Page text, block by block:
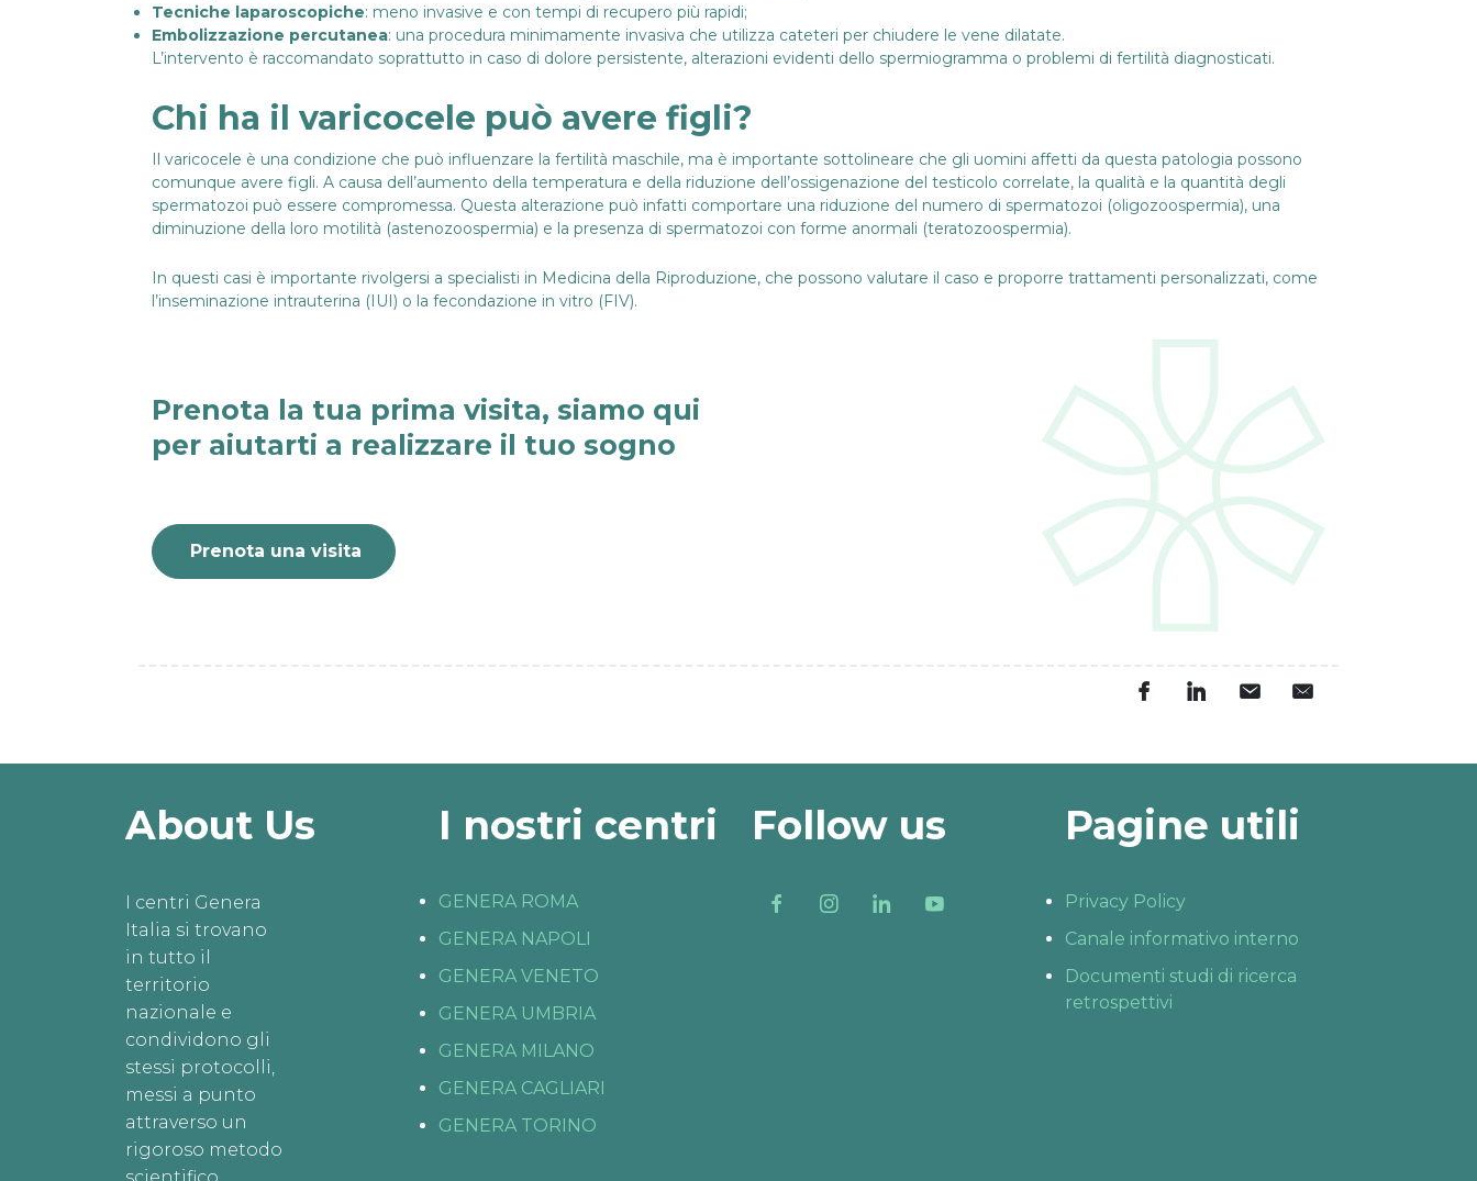
Tecniche laparoscopiche: meno invasive e con tempi di recupero più rapidi;
Embolizzazione percutanea: una procedura minimamente invasiva che utilizza cateteri per chiudere le vene dilatate.
L’intervento è raccomandato soprattutto in caso di dolore persistente, alterazioni evidenti dello spermiogramma o problemi di fertilità diagnosticati.
Chi ha il varicocele può avere figli?
Il varicocele è una condizione che può influenzare la fertilità maschile, ma è importante sottolineare che gli uomini affetti da questa patologia possono
comunque avere figli. A causa dell’aumento della temperatura e della riduzione dell’ossigenazione del testicolo correlate, la qualità e la quantità degli
spermatozoi può essere compromessa. Questa alterazione può infatti comportare una riduzione del numero di spermatozoi (oligozoospermia), una
diminuzione della loro motilità (astenozoospermia) e la presenza di spermatozoi con forme anormali (teratozoospermia).
In questi casi è importante rivolgersi a specialisti in Medicina della Riproduzione, che possono valutare il caso e proporre trattamenti personalizzati, come
l’inseminazione intrauterina (IUI) o la fecondazione in vitro (FIV).
Prenota la tua prima visita, siamo qui
per aiutarti a realizzare il tuo sogno
Prenota una visita
About Us
I centri Genera
Italia si trovano
in tutto il
territorio
nazionale e
condividono gli
stessi protocolli,
messi a punto
attraverso un
rigoroso metodo
I nostri centri
GENERA ROMA
GENERA NAPOLI
GENERA VENETO
GENERA UMBRIA
GENERA MILANO
GENERA CAGLIARI
GENERA TORINO
Follow us Pagine utili
Privacy Policy
Canale informativo interno
Documenti studi di ricerca
retrospettivi